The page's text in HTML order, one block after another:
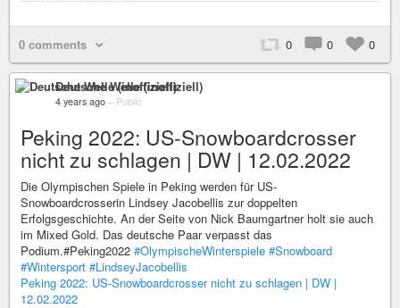
0 comments 0 0 0
Deutsche Welle (inoffiziell)
4 years ago – Public
Peking 2022: US-Snowboardcrosser
nicht zu schlagen | DW | 12.02.2022
Die Olympischen Spiele in Peking werden für US-
Snowboardcrosserin Lindsey Jacobellis zur doppelten
Erfolgsgeschichte. An der Seite von Nick Baumgartner holt sie auch
im Mixed Gold. Das deutsche Paar verpasst das
Podium.#Peking2022 #OlympischeWinterspiele #Snowboard
#Wintersport #LindseyJacobellis
Peking 2022: US-Snowboardcrosser nicht zu schlagen | DW |
12.02.2022